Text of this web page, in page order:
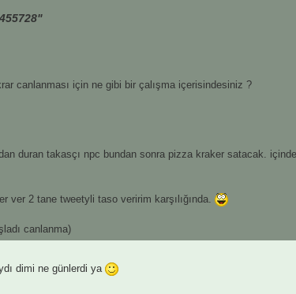
canlanması için ne gibi bir çalışma içerisindesiniz ?
duran takasçı npc bundan sonra pizza kraker satacak.
ver 2 tane tweetyli taso veririm karşılığında.
canlanma)
dimi ne günlerdi ya